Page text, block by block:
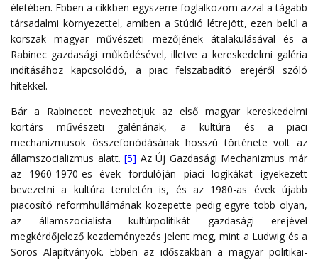
életében. Ebben a cikkben egyszerre foglalkozom azzal a tágabb
társadalmi környezettel, amiben a Stúdió létrejött, ezen belül a
korszak magyar művészeti mezőjének átalakulásával és a
Rabinec gazdasági működésével, illetve a kereskedelmi galéria
indításához kapcsolódó, a piac felszabadító erejéről szóló
hitekkel.
Bár a Rabinecet nevezhetjük az első magyar kereskedelmi
kortárs művészeti galériának, a kultúra és a piaci
mechanizmusok összefonódásának hosszú története volt az
államszocializmus alatt.[5] Az Új Gazdasági Mechanizmus már
az 1960-1970-es évek fordulóján piaci logikákat igyekezett
bevezetni a kultúra területén is, és az 1980-as évek újabb
piacosító reformhullámának közepette pedig egyre több olyan,
az államszocialista kultúrpolitikát gazdasági erejével
megkérdőjelező kezdeményezés jelent meg, mint a Ludwig és a
Soros Alapítványok. Ebben az időszakban a magyar politikai-